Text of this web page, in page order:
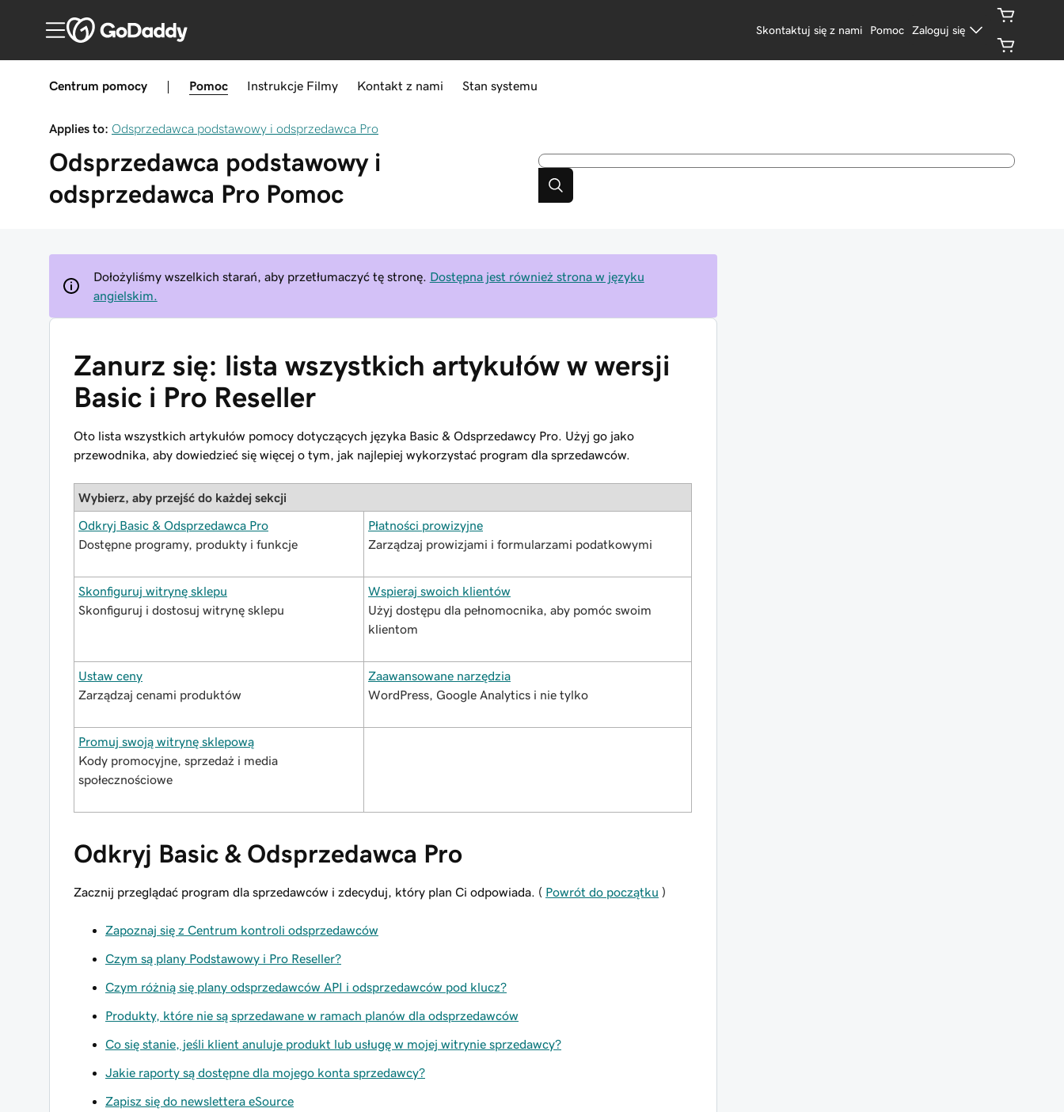
Skontaktuj się z nami Pomoc Zaloguj się
Centrum pomocy Pomoc Instrukcje Filmy Kontakt z nami Stan systemu
Applies to: Odsprzedawca podstawowy i odsprzedawca Pro
Odsprzedawca podstawowy i
odsprzedawca Pro Pomoc
Dołożyliśmy wszelkich starań, aby przetłumaczyć tę stronę.
Dostępna jest również strona w języku
angielskim.
Zanurz się: lista wszystkich artykułów w wersji
Basic i Pro Reseller
Oto lista wszystkich artykułów pomocy dotyczących języka Basic & Odsprzedawcy Pro. Użyj go jako
przewodnika, aby dowiedzieć się więcej o tym, jak najlepiej wykorzystać program dla sprzedawców.
Wybierz, aby przejść do każdej sekcji
Odkryj Basic & Odsprzedawca Pro
Dostępne programy, produkty i funkcje
Płatności prowizyjne
Zarządzaj prowizjami i formularzami podatkowymi
Skonfiguruj witrynę sklepu
Skonfiguruj i dostosuj witrynę sklepu
Wspieraj swoich klientów
Użyj dostępu dla pełnomocnika, aby pomóc swoim
klientom
Ustaw ceny
Zarządzaj cenami produktów
Zaawansowane narzędzia
WordPress, Google Analytics i nie tylko
Promuj swoją witrynę sklepową
Kody promocyjne, sprzedaż i media
społecznościowe
Odkryj Basic & Odsprzedawca Pro
Zacznij przeglądać program dla sprzedawców i zdecyduj, który plan Ci odpowiada. ( Powrót do początku )
Zapoznaj się z Centrum kontroli odsprzedawców
Czym są plany Podstawowy i Pro Reseller?
Czym różnią się plany odsprzedawców API i odsprzedawców pod klucz?
Produkty, które nie są sprzedawane w ramach planów dla odsprzedawców
Co się stanie, jeśli klient anuluje produkt lub usługę w mojej witrynie sprzedawcy?
Jakie raporty są dostępne dla mojego konta sprzedawcy?
Zapisz się do newslettera eSource